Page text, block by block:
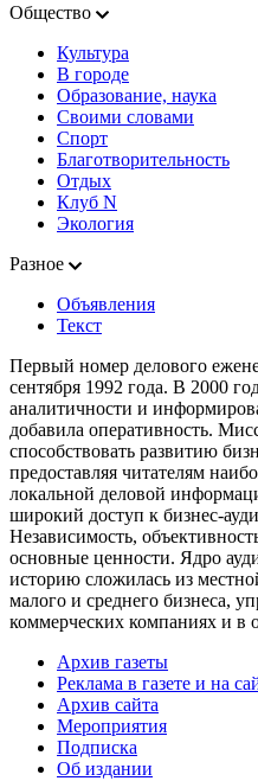
Общество
Культура
В городе
Образование, наука
Своими словами
Спорт
Благотворительность
Отдых
Клуб N
Экология
Разное
Объявления
Текст
Первый номер делового
сентября 1992 года. В 2000
аналитичности и
добавила оперативность.
способствовать развитию
предоставляя читателям
локальной деловой
широкий доступ к бизнес-
Независимость,
основные ценности. Ядро
историю сложилась из
малого и среднего бизнеса,
коммерческих компаниях и в
Архив газеты
Реклама в газете и на
Архив сайта
Мероприятия
Подписка
Об издании